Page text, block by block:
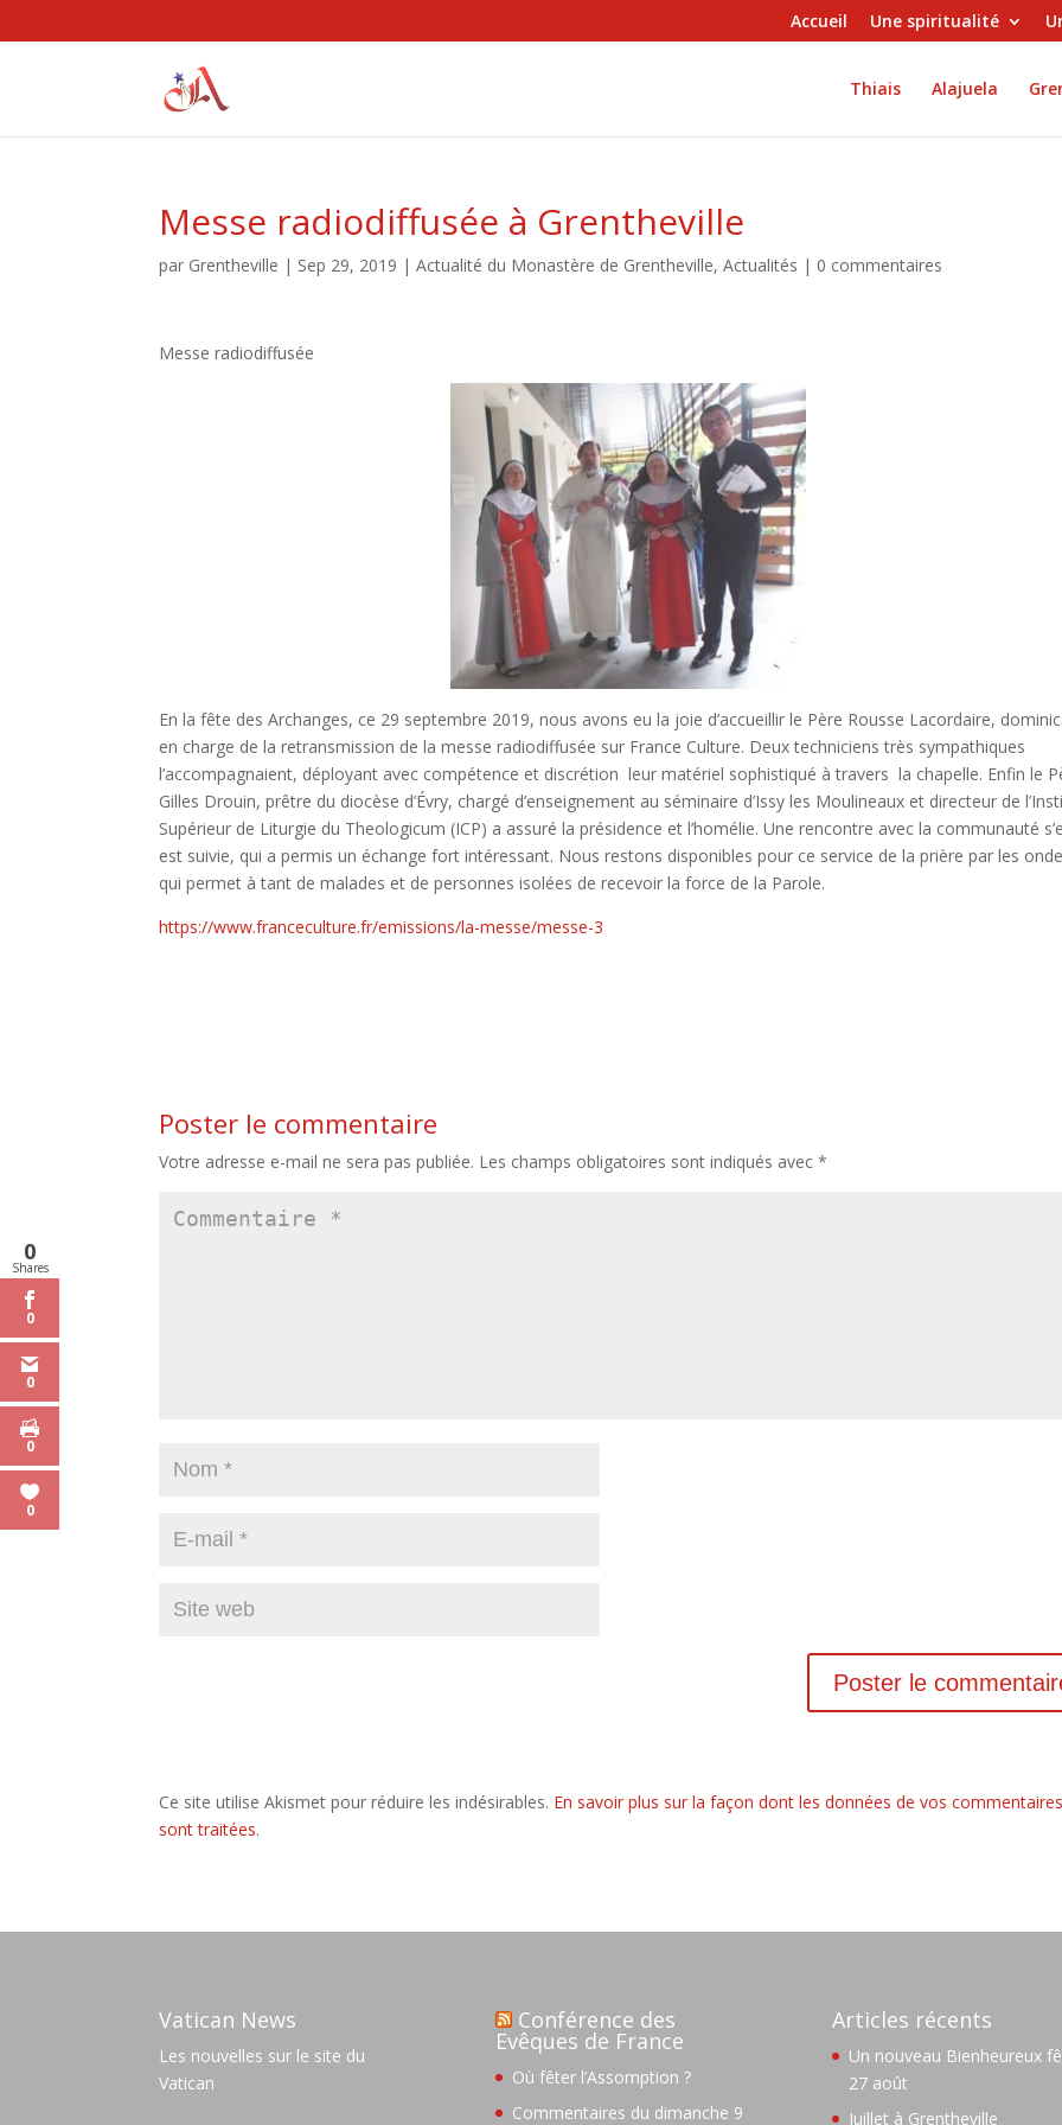
Accueil Une spiritualité
Thiais Alajuela
Messe radiodiffusée à Grentheville
par Grentheville | Sep 29, 2019 |Actualité du Monastère de Grentheville,Actualités | 0 commentaires
Messe radiodiffusée
En la fête des Archanges, ce 29 septembre 2019, nous avons eu la joie d’accueillir le Père Rousse Lacordaire,
en charge de la retransmission de la messe radiodiffusée sur France Culture. Deux techniciens très sympathiques
l’accompagnaient, déployant avec compétence et discrétion leur matériel sophistiqué à travers la chapelle. Enfin le
Gilles Drouin, prêtre du diocèse d’Évry, chargé d’enseignement au séminaire d’Issy les Moulineaux et directeur de
Supérieur de Liturgie du Theologicum (ICP) a assuré la présidence et l’homélie. Une rencontre avec la communauté
est suivie, qui a permis un échange fort intéressant. Nous restons disponibles pour ce service de la prière par les
qui permet à tant de malades et de personnes isolées de recevoir la force de la Parole.
https://www.franceculture.fr/emissions/la-messe/messe-3
Poster le commentaire
Votre adresse e-mail ne sera pas publiée. Les champs obligatoires sont indiqués avec*
Ce site utilise Akismet pour réduire les indésirables. En savoir plus sur la façon dont les données de vos commentaires
sont traitées.
Vatican News
Les nouvelles sur le site du
Vatican
Conférence des
Evêques de France
Où fêter l’Assomption ?
Commentaires du dimanche 9
Articles récents
Un nouveau Bienheureux
27 août
Juillet à Grentheville
0
Shares
0
0
0
0